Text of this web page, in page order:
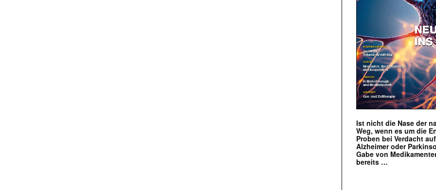
Ist nicht die Nase der
Weg, wenn es um die
Proben bei Verdacht
Alzheimer oder
Gabe von
bereits …